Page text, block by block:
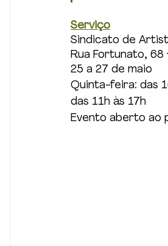
Serviço
Sindicato de
Rua Fortunato, 68
25 a 27 de maio
Quinta-feira: das
das 11h às 17h
Evento aberto ao